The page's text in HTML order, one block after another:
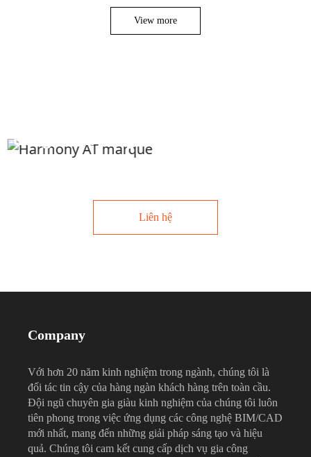
View more
đồng hành cùng bạn trong dự án tiếp
Liên hệ
Company
Với hơn 20 năm kinh nghiệm trong ngành, chúng tôi là
đối tác tin cậy của hàng ngàn khách hàng trên toàn cầu.
Đội ngũ chuyên gia giàu kinh nghiệm của chúng tôi luôn
tiên phong trong việc ứng dụng các công nghệ BIM/CAD
mới nhất, mang đến những giải pháp sáng tạo và hiệu
quả. Chúng tôi cam kết cung cấp dịch vụ gia công